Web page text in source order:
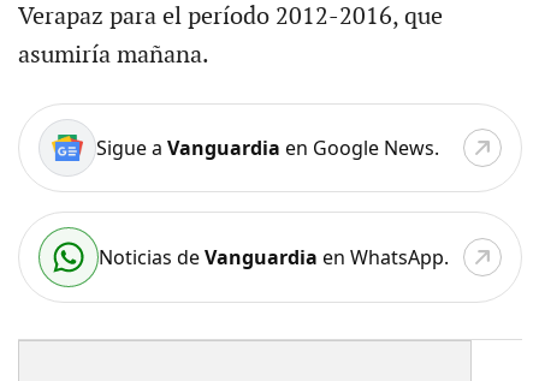
Verapaz para el período 2012-2016, que
asumiría mañana.
Sigue a Vanguardia en Google News.
Noticias deVanguardia en WhatsApp.